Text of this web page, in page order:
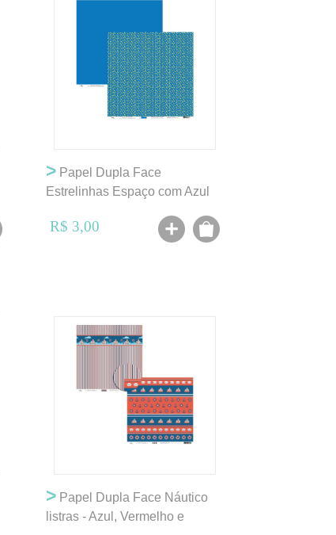
>Papel Dupla Face
Estrelinhas Espaço com Azul
R$ 3,00
>Papel Dupla Face Náutico
listras - Azul, Vermelho e